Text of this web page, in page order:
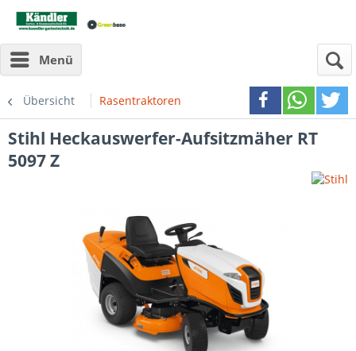
Menü
Übersicht Rasentraktoren
Stihl Heckauswerfer-Aufsitzmäher RT
5097 Z